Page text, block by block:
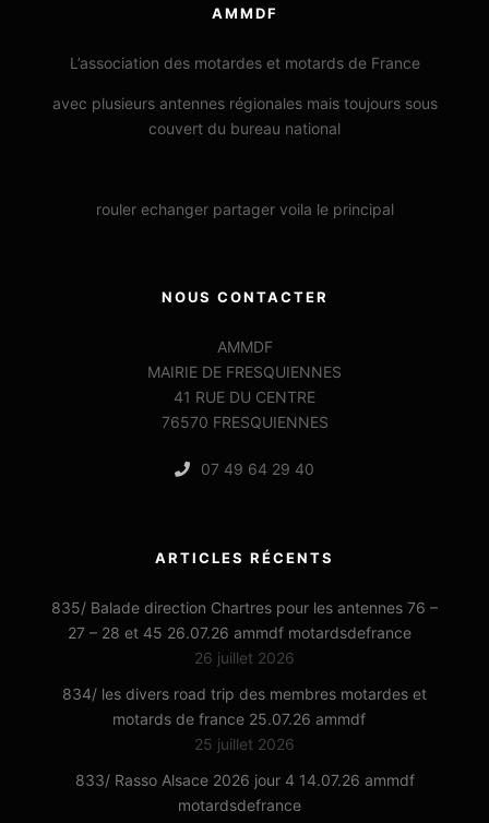
AMMDF
L’association des motardes et motards de France
avec plusieurs antennes régionales mais toujours sous
couvert du bureau national
rouler echanger partager voila le principal
NOUS CONTACTER
AMMDF
MAIRIE DE FRESQUIENNES
41 RUE DU CENTRE
76570 FRESQUIENNES
07 49 64 29 40
ARTICLES RÉCENTS
835/ Balade direction Chartres pour les antennes 76 –
27 – 28 et 45 26.07.26 ammdf motardsdefrance
26 juillet 2026
834/ les divers road trip des membres motardes et
motards de france 25.07.26 ammdf
25 juillet 2026
833/ Rasso Alsace 2026 jour 4 14.07.26 ammdf
motardsdefrance